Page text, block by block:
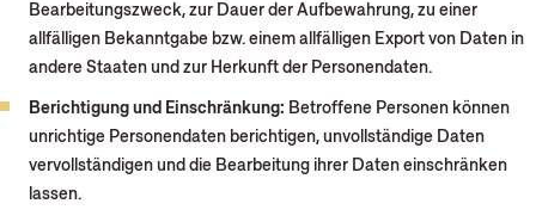
Bearbeitungszweck, zur Dauer der Aufbewahrung, zu einer
allfälligen Bekanntgabe bzw. einem allfälligen Export von Daten in
andere Staaten und zur Herkunft der Personendaten.
Berichtigung und Einschränkung: Betroffene Personen können
unrichtige Personendaten berichtigen, unvollständige Daten
vervollständigen und die Bearbeitung ihrer Daten einschränken
lassen.